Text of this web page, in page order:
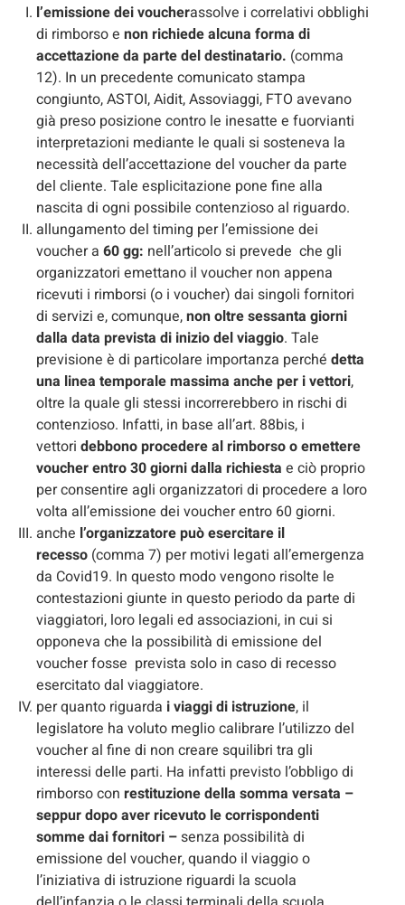
l’emissione dei voucherassolve i correlativi obblighi
di rimborso e non richiede alcuna forma di
accettazione da parte del destinatario. (comma
12). In un precedente comunicato stampa
congiunto, ASTOI, Aidit, Assoviaggi, FTO avevano
già preso posizione contro le inesatte e fuorvianti
interpretazioni mediante le quali si sosteneva la
necessità dell’accettazione del voucher da parte
del cliente. Tale esplicitazione pone fine alla
nascita di ogni possibile contenzioso al riguardo.
allungamento del timing per l’emissione dei
voucher a 60 gg: nell’articolo si prevede che gli
organizzatori emettano il voucher non appena
ricevuti i rimborsi (o i voucher) dai singoli fornitori
di servizi e, comunque,non oltre sessanta giorni
dalla data prevista di inizio del viaggio. Tale
previsione è di particolare importanza perché detta
una linea temporale massima anche per i vettori,
oltre la quale gli stessi incorrerebbero in rischi di
contenzioso. Infatti, in base all’art. 88bis, i
vettori debbono procedere al rimborso o emettere
voucher entro 30 giorni dalla richiesta e ciò proprio
per consentire agli organizzatori di procedere a loro
volta all’emissione dei voucher entro 60 giorni.
anche l’organizzatore può esercitare il
recesso (comma 7) per motivi legati all’emergenza
da Covid19. In questo modo vengono risolte le
contestazioni giunte in questo periodo da parte di
viaggiatori, loro legali ed associazioni, in cui si
opponeva che la possibilità di emissione del
voucher fosse prevista solo in caso di recesso
esercitato dal viaggiatore.
per quanto riguarda i viaggi di istruzione, il
legislatore ha voluto meglio calibrare l’utilizzo del
voucher al fine di non creare squilibri tra gli
interessi delle parti. Ha infatti previsto l’obbligo di
rimborso con restituzione della somma versata –
seppur dopo aver ricevuto le corrispondenti
somme dai fornitori –senza possibilità di
emissione del voucher, quando il viaggio o
l’iniziativa di istruzione riguardi la scuola